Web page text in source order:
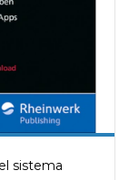
sistema